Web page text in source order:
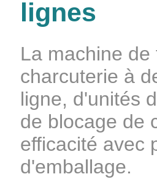
lignes
La machine
charcuterie à
ligne, d'unités
de blocage de
efficacité avec
d'emballage.